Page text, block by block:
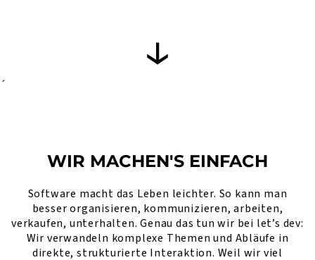
´
WIR MACHEN'S EINFACH
Software macht das Leben leichter. So kann man
besser organisieren, kommunizieren, arbeiten,
verkaufen, unterhalten. Genau das tun wir bei let’s dev:
Wir verwandeln komplexe Themen und Abläufe in
direkte, strukturierte Interaktion. Weil wir viel